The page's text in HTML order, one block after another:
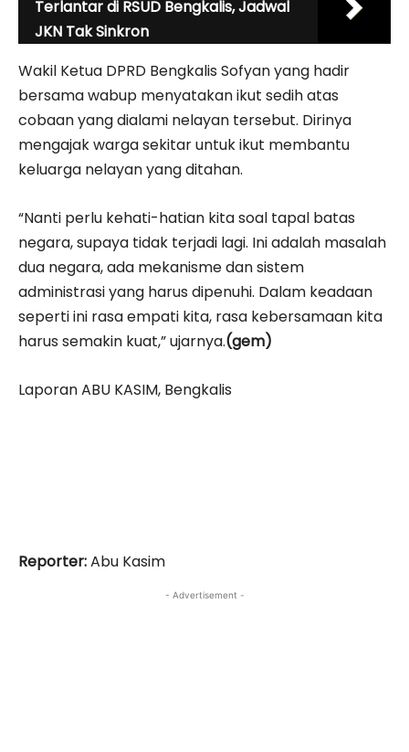
Terlantar di RSUD Bengkalis, Jadwal
JKN Tak Sinkron
Wakil Ketua DPRD Bengkalis Sofyan yang hadir
bersama wabup menyatakan ikut sedih atas
cobaan yang dialami nelayan tersebut. Dirinya
mengajak warga sekitar untuk ikut membantu
keluarga nelayan yang ditahan.
“Nanti perlu kehati-hatian kita soal tapal batas
negara, supaya tidak terjadi lagi. Ini adalah masalah
dua negara, ada mekanisme dan sistem
administrasi yang harus dipenuhi. Dalam keadaan
seperti ini rasa empati kita, rasa kebersamaan kita
harus semakin kuat,” ujarnya.(gem)
Laporan ABU KASIM, Bengkalis
Reporter:Abu Kasim
- Advertisement -